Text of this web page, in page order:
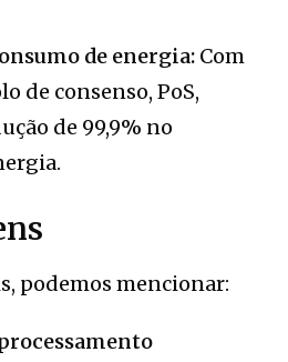
de energia: Com
de consenso, PoS,
de 99,9% no
podemos mencionar: